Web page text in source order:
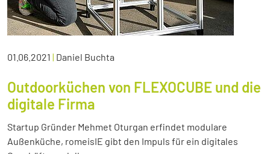
01.06.2021 | Daniel Buchta
Outdoorküchen von FLEXOCUBE und die
digitale Firma
Startup Gründer Mehmet Oturgan erfindet modulare
Außenküche, romeisIE gibt den Impuls für ein digitales